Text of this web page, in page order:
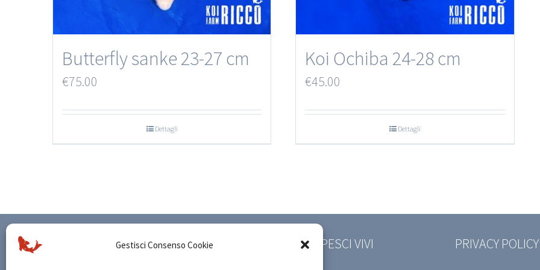
Gestisci Consenso Cookie
Butterfly sanke 23-27 cm
€75.00
Dettagli
Koi Ochiba 24-28 cm
€45.00
Dettagli
CONDIZIONI DI VENDITA SPEDIZIONE PESCI VIVI PRIVACY POLICY